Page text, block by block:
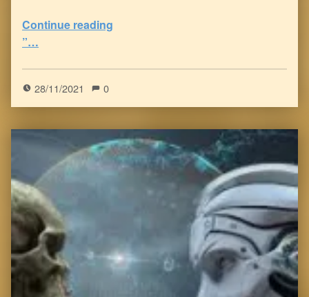
Continue reading
”…
28/11/2021 0